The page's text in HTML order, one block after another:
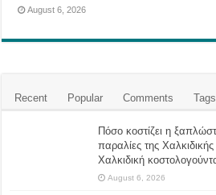
August 6, 2026
Recent Popular Comments Tags
Πόσο κοστίζει η
παραλίες της
Χαλκιδική
August 6, 2026